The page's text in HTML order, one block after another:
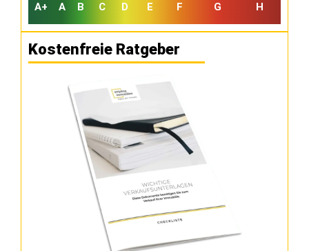
A+ A B C D E F G H
Kostenfreie Ratgeber